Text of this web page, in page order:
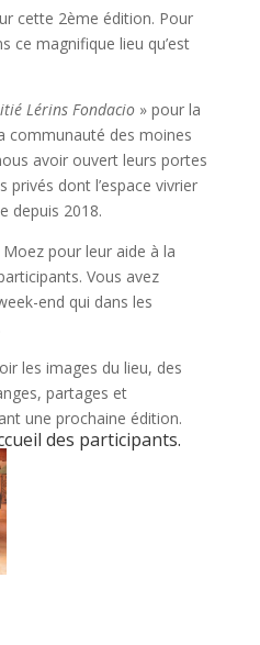
cette 2ème édition. Pour
ce magnifique lieu qu’est
Lérins Fondacio» pour la
communauté des moines
avoir ouvert leurs portes
privés dont l’espace vivrier
depuis 2018.
pour leur aide à la
Vous avez
end qui dans les
les images du lieu, des
partages et
une prochaine édition.
des participants.